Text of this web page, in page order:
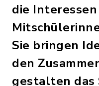
die
Sie bringen
den
gestalten das